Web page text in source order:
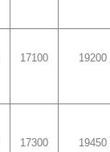
17100 19200
17300 19450